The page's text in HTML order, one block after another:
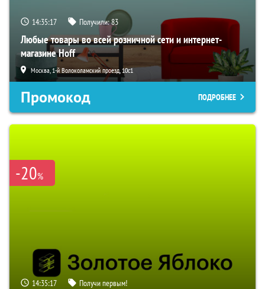
14:35:15 Получили:83
Любые товары во всей розничной сети и интернет-
магазине Hoff
Москва, 1-й Волоколамский проезд, 10с1
Промокод ПОДРОБНЕЕ
-20%
14:35:15 Получи первым!